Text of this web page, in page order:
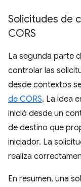
Solicitudes de
CORS
La segunda parte
controlar las
desde contextos
de CORS. La idea
inició desde un
de destino que
iniciador. La
realiza
En resumen, una